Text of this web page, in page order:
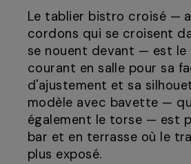
Le tablier bistro croisé —
cordons qui se croisent
se nouent devant — est le
courant en salle pour sa
d'ajustement et sa
modèle avec bavette —
également le torse — est
bar et en terrasse où le
plus exposé.